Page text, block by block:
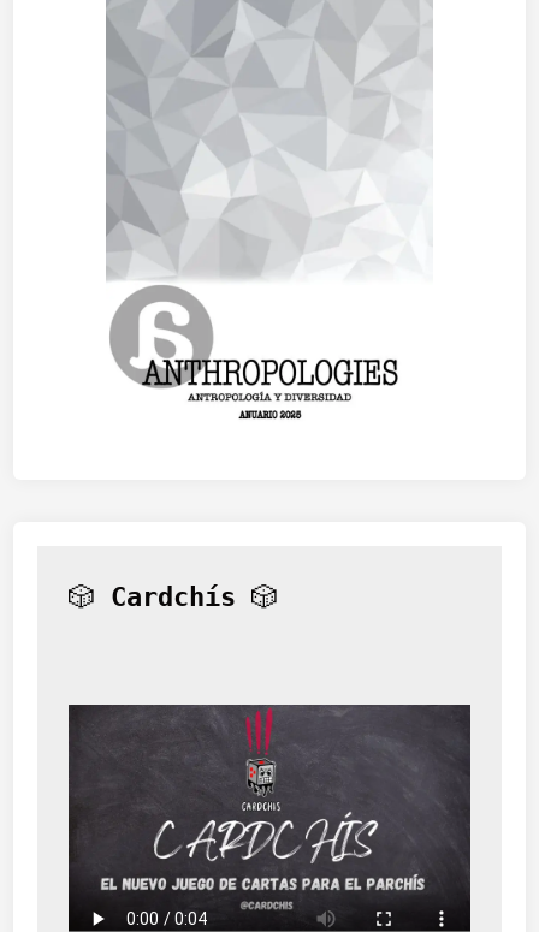
🎲 Cardchís 🎲